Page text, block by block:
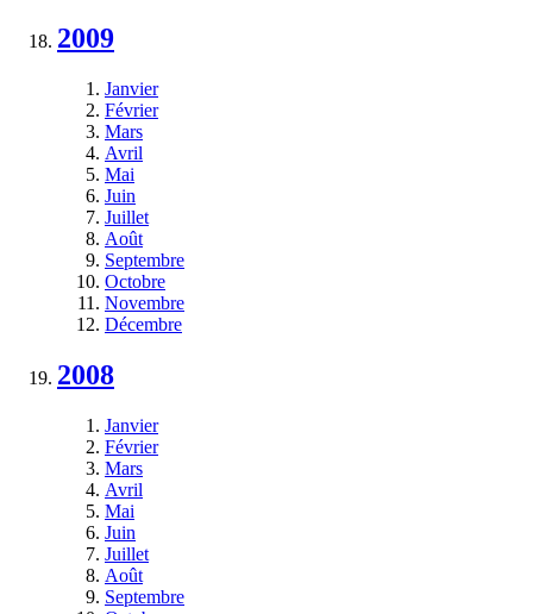
2009
Janvier
Février
Mars
Avril
Mai
Juin
Juillet
Août
Septembre
Octobre
Novembre
Décembre
2008
Janvier
Février
Mars
Avril
Mai
Juin
Juillet
Août
Septembre